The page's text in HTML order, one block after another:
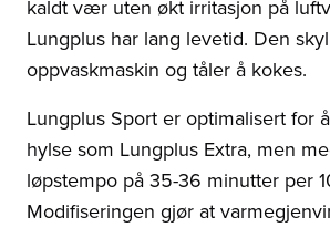
kaldt vær uten økt irritasjon på
Lungplus har lang levetid. Den
oppvaskmaskin og tåler å kokes.
Lungplus Sport er optimalisert for
hylse som Lungplus Extra, men
løpstempo på 35-36 minutter per
Modifiseringen gjør at